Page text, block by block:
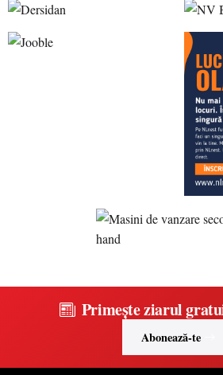
Primește ziarul
Abonează-te